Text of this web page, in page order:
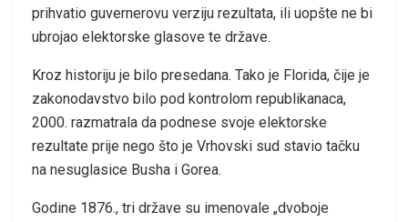
prihvatio guvernerovu verziju rezultata, ili uopšte ne bi
ubrojao elektorske glasove te države.
Kroz historiju je bilo presedana. Tako je Florida, čije je
zakonodavstvo bilo pod kontrolom republikanaca,
2000. razmatrala da podnese svoje elektorske
rezultate prije nego što je Vrhovski sud stavio tačku
na nesuglasice Busha i Gorea.
Godine 1876., tri države su imenovale „dvoboje